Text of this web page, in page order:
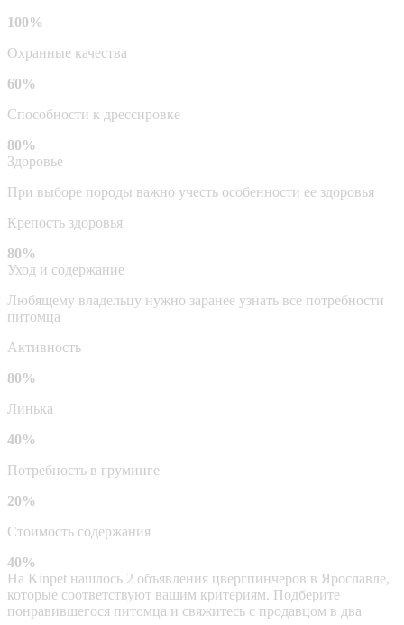
100%
Охранные качества
60%
Способности к дрессировке
80%
Здоровье
При выборе породы важно учесть особенности ее здоровья
Крепость здоровья
80%
Уход и содержание
Любящему владельцу нужно заранее узнать все потребности
питомца
Активность
80%
Линька
40%
Потребность в груминге
20%
Стоимость содержания
40%
На Kinpet нашлось 2 объявления цвергпинчеров в Ярославле,
которые соответствуют вашим критериям. Подберите
понравившегося питомца и свяжитесь с продавцом в два